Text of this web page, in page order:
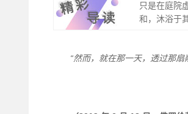
只是在庭院
和，沐浴于
“然而，就在那一天，透过那扇